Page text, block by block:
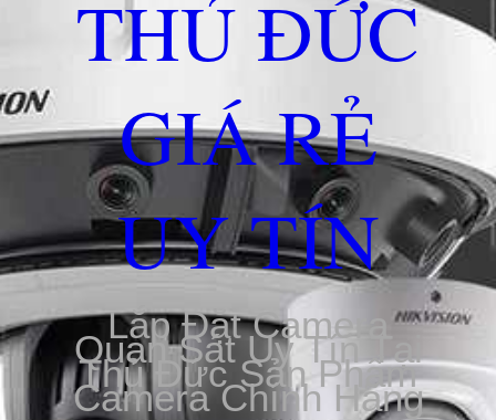
THỦ ĐỨC
GIÁ RẺ
UY TÍN
Lắp Đặt Camera
Quan Sát Uy Tín Tại
Thủ Đức Sản Phẩm
Camera Chính Hãng